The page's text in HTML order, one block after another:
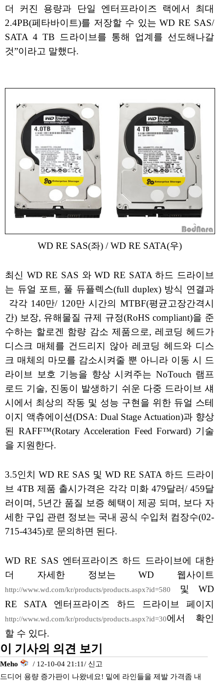
더 커진 용량과 단일 엔터프라이즈 랙에서 최대
2.4PB(페타바이트)를 저장할 수 있는 WD RE SAS/
SATA 4 TB 드라이브를 통해 업계를 선도해나갈
것”이라고 말했다.
WD RE SAS(좌) / WD RE SATA(우)
최신 WD RE SAS 와 WD RE SATA 하드 드라이브
는 듀얼 포트, 풀 듀플렉스(full duplex) 방식 연결과
각각 140만/ 120만 시간의 MTBF(평균고장간격시
간) 보장, 유해물질 규제 규정(RoHS compliant)을 준
수하는 할로겐 함량 감소 제품으로, 레코딩 헤드가
디스크 매체를 건드리지 않아 레코딩 헤드와 디스
크 매체의 마모를 감소시켜줄 뿐 아니라 이동 시 드
라이브 보호 기능을 향상 시켜주는 NoTouch 램프
로드 기술, 진동이 발생하기 쉬운 다중 드라이브 섀
시에서 최상의 작동 및 성능 구현을 위한 듀얼 스테
이지 액츄에이션(DSA: Dual Stage Actuation)과 향상
된 RAFF™(Rotary Acceleration Feed Forward) 기술
을 지원한다.
3.5인치 WD RE SAS 및 WD RE SATA 하드 드라이
브 4TB 제품 출시가격은 각각 미화 479달러/ 459달
러이며, 5년간 품질 보증 혜택이 제공 되며, 보다 자
세한 구입 관련 정보는 국내 공식 수입처 컴장수(02-
715-4345)로 문의하면 된다.
WD RE SAS 엔터프라이즈 하드 드라이브에 대한
더 자세한 정보는 WD 웹사이트
http://www.wd.com/kr/products/products.aspx?id=580
및 WD
RE SATA 엔터프라이즈 하드 드라이브 페이지
http://www.wd.com/kr/products/products.aspx?id=30에서 확인
할 수 있다.
이 기사의 의견 보기
Meho / 12-10-04 21:11/ 신고
드디어 용량 증가판이 나왔네요! 밑에 라인들을 제발 가격좀 내